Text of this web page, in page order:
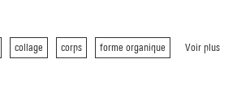
collage corps forme organique Voir plus